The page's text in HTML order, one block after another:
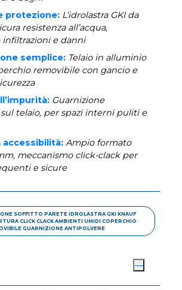
protezione: L’idrolastra GKI da
resistenza all’acqua,
e danni
semplice: Telaio in alluminio
removibile con gancio e
Guarnizione
telaio, per spazi interni puliti e
accessibilità: Ampio formato
meccanismo click-clack per
e sicure
SOFFITTO PARETE IDROLASTRA GKI KNAUF
CLICK CLACK AMBIENTI UMIDI COPERCHIO
GUARNIZIONE ANTIPOLVERE